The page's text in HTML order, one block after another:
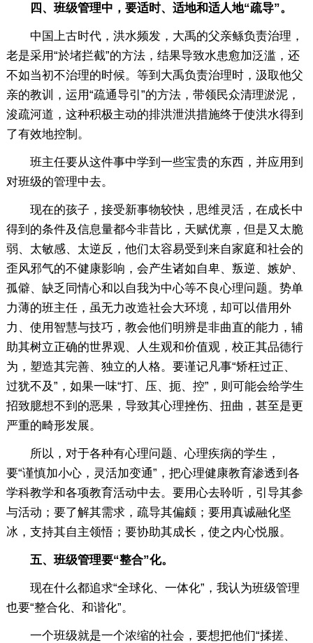
四、班级管理中，要适时、适地和适人地“疏导”。
中国上古时代，洪水频发，大禹的父亲鲧负责治理，
老是采用“於堵拦截”的方法，结果导致水患愈加泛滥，还
不如当初不治理的时候。等到大禹负责治理时，汲取他父
亲的教训，运用“疏通导引”的方法，带领民众清理淤泥，
浚疏河道，这种积极主动的排洪泄洪措施终于使洪水得到
了有效地控制。
班主任要从这件事中学到一些宝贵的东西，并应用到
对班级的管理中去。
现在的孩子，接受新事物较快，思维灵活，在成长中
得到的条件及信息量都今非昔比，天赋优禀，但是又太脆
弱、太敏感、太逆反，他们太容易受到来自家庭和社会的
歪风邪气的不健康影响，会产生诸如自卑、叛逆、嫉妒、
孤僻、缺乏同情心和以自我为中心等不良心理问题。势单
力薄的班主任，虽无力改造社会大环境，却可以借用外
力、使用智慧与技巧，教会他们明辨是非曲直的能力，辅
助其树立正确的世界观、人生观和价值观，校正其品德行
为，塑造其完善、独立的人格。要谨记凡事“矫枉过正、
过犹不及”，如果一味“打、压、扼、控”，则可能会给学生
招致臆想不到的恶果，导致其心理挫伤、扭曲，甚至是更
严重的畸形发展。
所以，对于各种有心理问题、心理疾病的学生，
要“谨慎加小心，灵活加变通”，把心理健康教育渗透到各
学科教学和各项教育活动中去。要用心去聆听，引导其参
与活动；要了解其需求，疏导其偏颇；要用真诚融化坚
冰，支持其自主领悟；要协助其成长，使之内心悦服。
五、班级管理要“整合”化。
现在什么都追求“全球化、一体化”，我认为班级管理
也要“整合化、和谐化”。
一个班级就是一个浓缩的社会，要想把他们“揉搓、